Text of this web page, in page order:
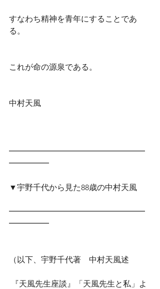
すなわち精神を青年にすることであ
る。
これが命の源泉である。
中村天風
━━━━━━━━━━━━━━━━━
━━━━━
▼宇野千代から見た88歳の中村天風
━━━━━━━━━━━━━━━━━
━━━━━
（以下、宇野千代著　中村天風述
『天風先生座談』「天風先生と私」よ